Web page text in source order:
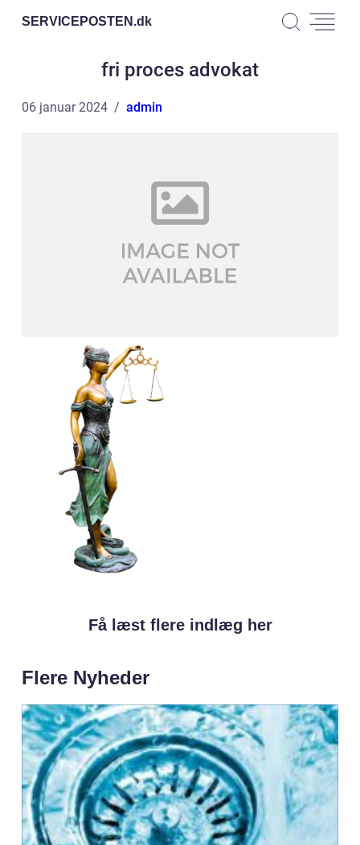
SERVICEPOSTEN.dk
fri proces advokat
06 januar 2024 admin
Få læst flere indlæg her
Flere Nyheder